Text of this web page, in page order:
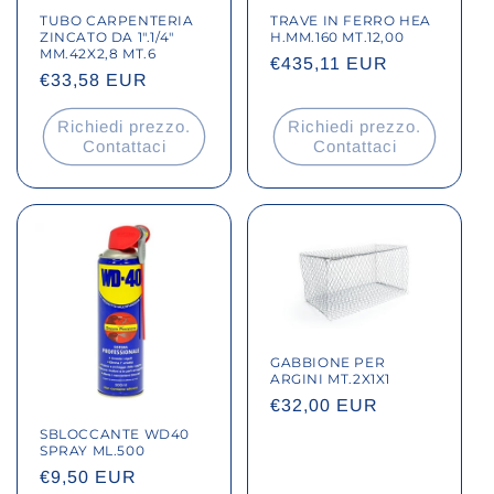
TUBO CARPENTERIA
ZINCATO DA 1".1/4"
MM.42X2,8 MT.6
Prezzo
listino
€33,58 EUR
Richiedi prezzo.
Contattaci
TRAVE IN FERRO HEA
H.MM.160 MT.12,00
Prezzo
listino
€435,11 EUR
Richiedi prezzo.
Contattaci
SBLOCCANTE WD40
SPRAY ML.500
Prezzo
€9,50 EUR
GABBIONE PER
ARGINI MT.2X1X1
Prezzo
€32,00 EUR